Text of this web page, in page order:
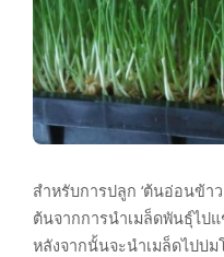
สำหรับการปลูก ‘ต้นอ่อนข้า
ต้นจากการนำเมล็ดพันธุ์ไป
หลังจากนั้นจะนำเมล็ดไปบ่ม